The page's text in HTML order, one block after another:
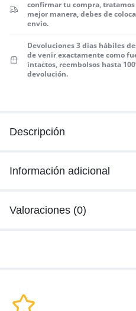
confirmar tu compra,
mejor manera, debes de
envío.
Devoluciones 3 días hábiles
de venir exactamente como
intactos, reembolsos hasta
devolución.
Descripción
Información adicional
Valoraciones (0)